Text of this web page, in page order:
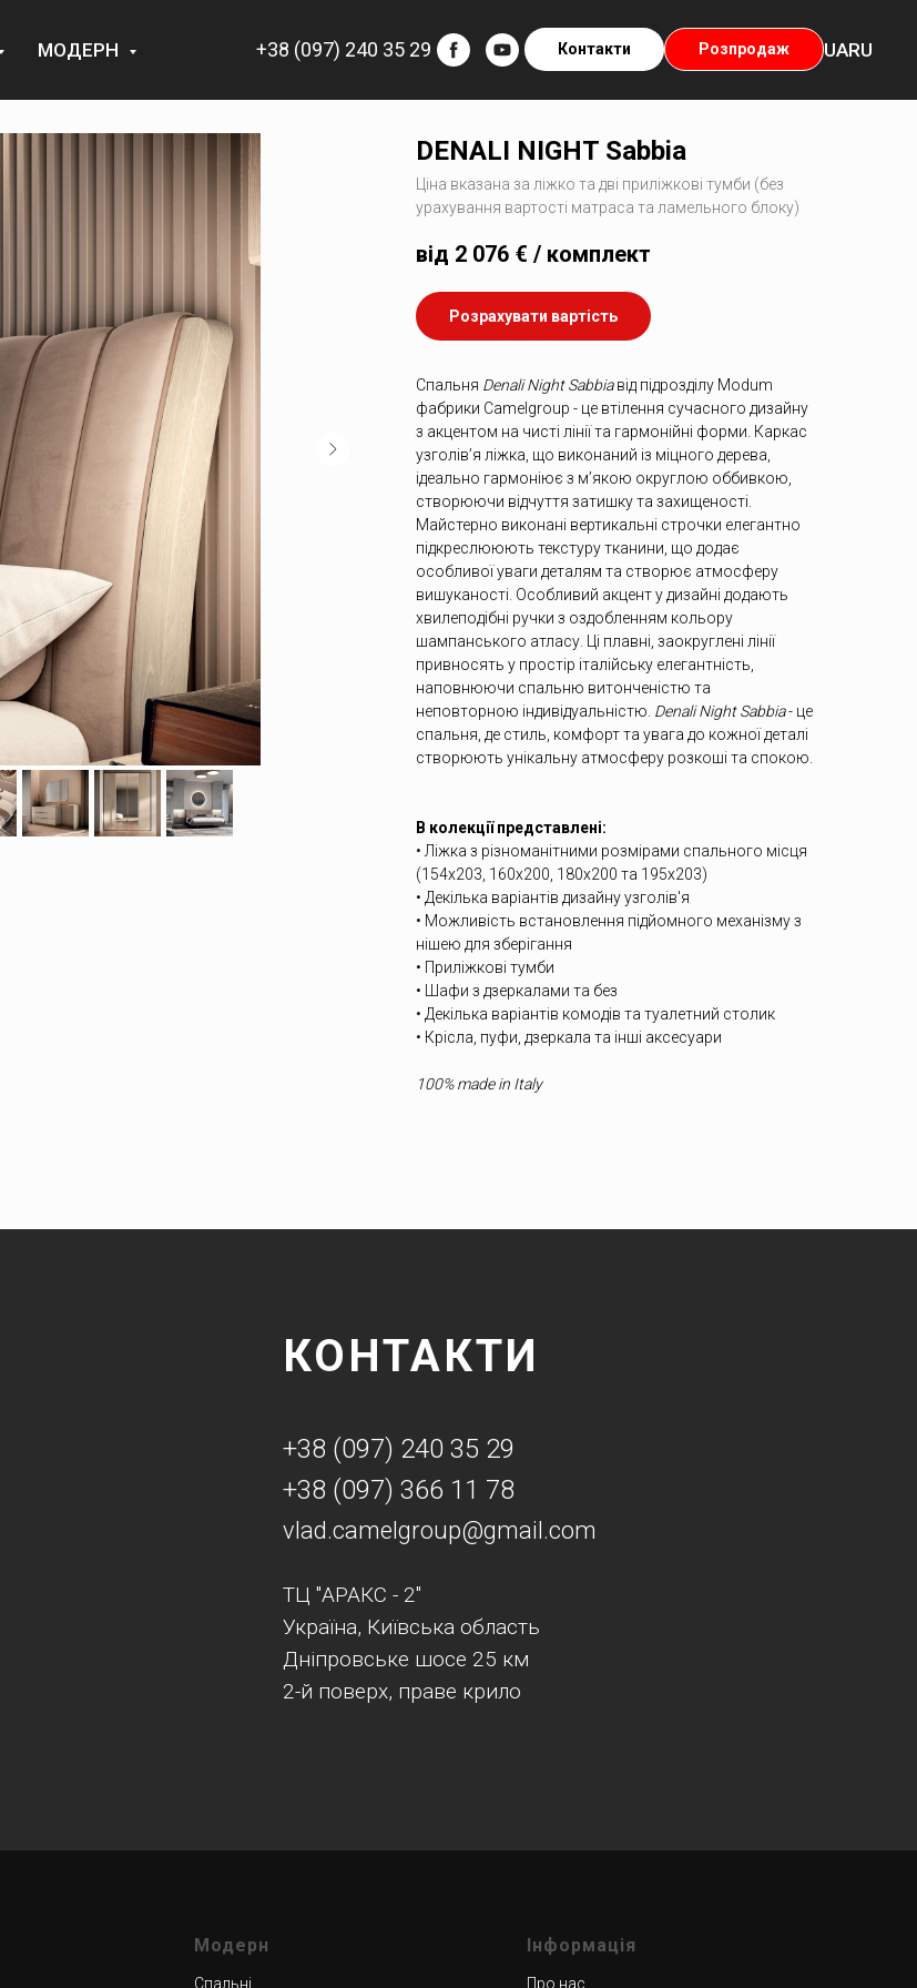
МОДЕРН +38 (097) 240 35 29 Контакти Розпродаж UARU
DENALI NIGHT Sabbia
Ціна вказана за ліжко та дві приліжкові тумби (без
урахування вартості матраса та ламельного блоку)
від 2 076 € / комплект
Розрахувати вартість
Спальня Denali Night Sabbiaвід підрозділу Modum
фабрики Camelgroup - це втілення сучасного дизайну
з акцентом на чисті лінії та гармонійні форми. Каркас
узголів’я ліжка, що виконаний із міцного дерева,
ідеально гармоніює з м’якою округлою оббивкою,
створюючи відчуття затишку та захищеності.
Майстерно виконані вертикальні строчки елегантно
підкреслююють текстуру тканини, що додає
особливої уваги деталям та створює атмосферу
вишуканості. Особливий акцент у дизайні додають
хвилеподібні ручки з оздобленням кольору
шампанського атласу. Ці плавні, заокруглені лінії
привносять у простір італійську елегантність,
наповнюючи спальню витонченістю та
неповторною індивідуальністю. Denali Night Sabbia- це
спальня, де стиль, комфорт та увага до кожної деталі
створюють унікальну атмосферу розкоші та спокою.
В колекції представлені:
• Ліжка з різноманітними розмірами спального місця
(154х203, 160х200, 180х200 та 195х203)
• Декілька варіантів дизайну узголів'я
• Можливість встановлення підйомного механізму з
нішею для зберігання
• Приліжкові тумби
• Шафи з дзеркалами та без
• Декілька варіантів комодів та туалетний столик
• Крісла, пуфи, дзеркала та інші аксесуари
100% made in Italy
+38 (097) 240 35 29
+38 (097) 366 11 78
КОНТАКТИ
vlad.camelgroup@gmail.com
ТЦ "АРАКС - 2"
Україна, Київська область
Дніпровське шосе 25 км
2-й поверх, праве крило
Модерн
Спальні
Інформація
Про нас